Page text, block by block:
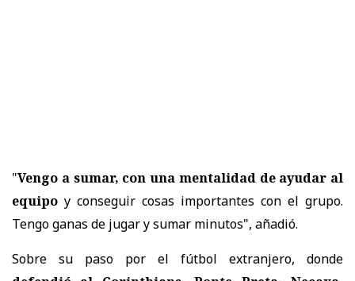
"Vengo a sumar, con una mentalidad de ayudar al
equipo y conseguir cosas importantes con el grupo.
Tengo ganas de jugar y sumar minutos", añadió.
Sobre su paso por el fútbol extranjero, donde